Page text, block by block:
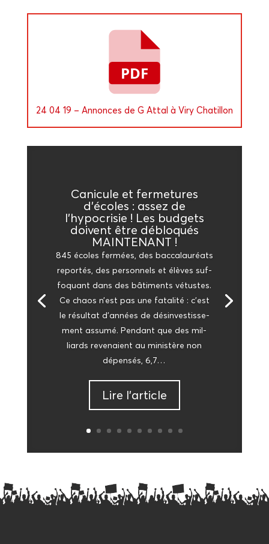
24 04 19 – Annonces de G Attal à Viry Chatillon
Cani­cule et fer­me­tures
d’écoles : assez de
l’hypocrisie ! Les bud­gets
doivent être déblo­qués
MAINTENANT !
845 écoles fer­mées, des bac­ca­lau­réats
repor­tés, des per­son­nels et élèves suf­
fo­quant dans des bâti­ments vétustes.
Ce chaos n’est pas une fata­li­té : c’est
le résul­tat d’an­nées de dés­in­ves­tis­se­
ment assu­mé. Pen­dant que des mil­
liards reve­naient au minis­tère non
dépen­sés, 6,7…
Lire l’ar­ticle